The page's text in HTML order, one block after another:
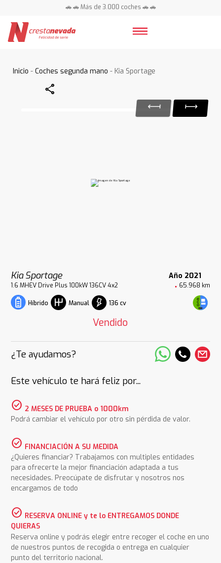
🚗 🚗 Más de 3.000 coches 🚗 🚗
Inicio -Coches segunda mano - Kia Sportage
Share
Kia Sportage Año 2021
1.6 MHEV Drive Plus 100kW 136CV 4x2 65.968 km
Híbrido Manual 136 cv
Vendido
¿Te ayudamos?
Este vehículo te hará feliz por...
check_circle 2 MESES DE PRUEBA o 1000km
Podrá cambiar el vehículo por otro sin pérdida de valor.
check_circle FINANCIACIÓN A SU MEDIDA
¿Quieres financiar? Trabajamos con multiples entidades
para ofrecerte la mejor financiación adaptada a tus
necesidades. Preocúpate de disfrutar y nosotros nos
encargamos de todo
check_circle RESERVA ONLINE y te lo ENTREGAMOS DONDE
QUIERAS
Reserva online y podrás elegir entre recoger el coche en uno
de nuestros puntos de recogida o entrega en cualquier
punto del territorio nacional.